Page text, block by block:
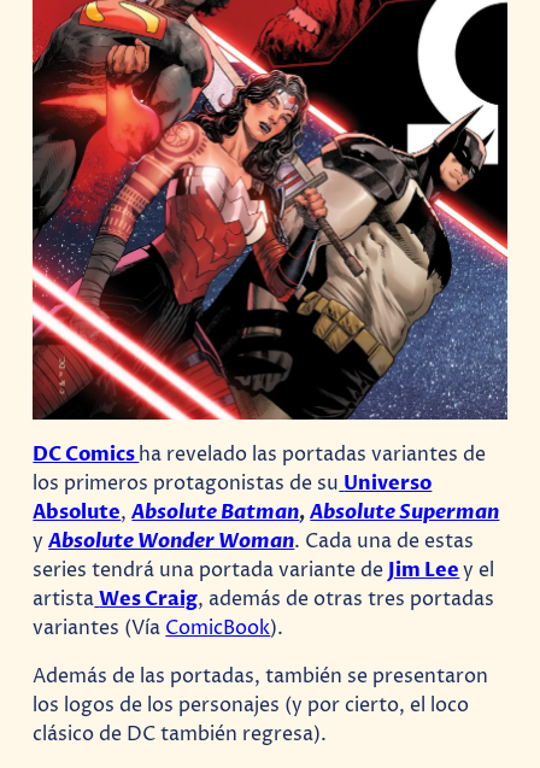
DC Comicsha revelado las portadas variantes de
los primeros protagonistas de su Universo
Absolute,Absolute Batman,Absolute Superman
yAbsolute Wonder Woman. Cada una de estas
series tendrá una portada variante de Jim Leey el
artistaWes Craig, además de otras tres portadas
variantes (Vía ComicBook).
Además de las portadas, también se presentaron
los logos de los personajes (y por cierto, el loco
clásico de DC también regresa).